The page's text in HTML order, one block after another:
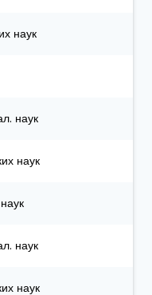
наук
наук
наук
наук
наук